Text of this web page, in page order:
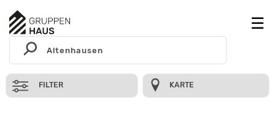
FILTER KARTE